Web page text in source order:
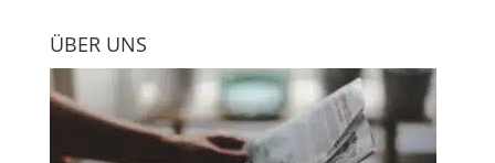
ÜBER UNS